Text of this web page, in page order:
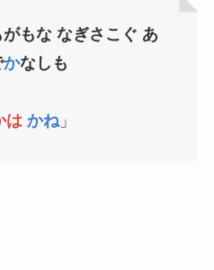
もな なぎさこぐ あ
かなしも
は かね」